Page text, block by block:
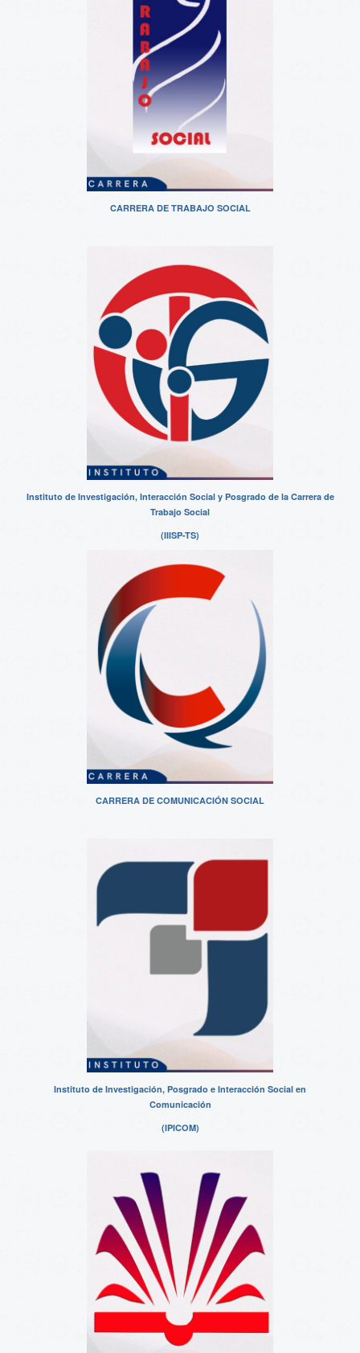
CARRERA DE TRABAJO SOCIAL
Instituto de Investigación, Interacción Social y Posgrado de la Carrera de
Trabajo Social
(IIISP-TS)
CARRERA DE COMUNICACIÓN SOCIAL
Instituto de Investigación, Posgrado e Interacción Social en
Comunicación
(IPICOM)